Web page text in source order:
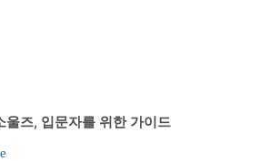
울즈, 입문자를 위한 가이드